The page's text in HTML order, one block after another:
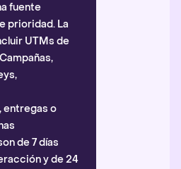
fuente
prioridad. La
UTMs de
entregas o
de 7 días
y de 24